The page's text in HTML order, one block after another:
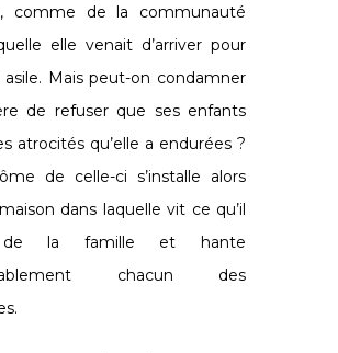
comme de la communauté
elle venait d’arriver pour
Mais peut-on condamner
de refuser que ses enfants
atrocités qu’elle a endurées ?
de celle-ci s’installe alors
dans laquelle vit ce qu’il
la famille et hante
chacun des